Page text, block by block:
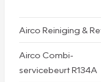
Airco Reiniging &
Airco Combi-
servicebeurt R134A